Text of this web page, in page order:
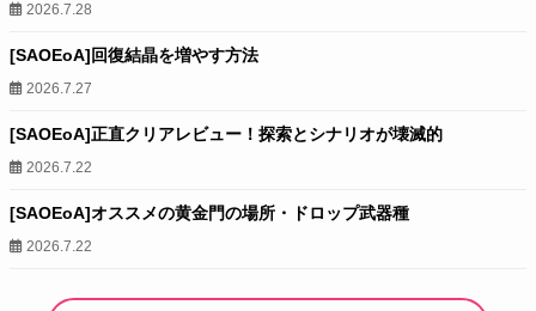
2026.7.28
[SAOEoA]回復結晶を増やす方法
2026.7.27
[SAOEoA]正直クリアレビュー！探索とシナリオが壊滅的
2026.7.22
[SAOEoA]オススメの黄金門の場所・ドロップ武器種
2026.7.22